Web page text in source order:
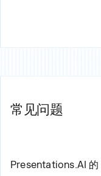
常见问题
Presentations.AI 的